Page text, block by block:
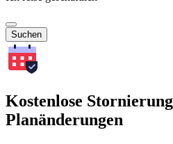
Suchen
Kostenlose
Planänderungen